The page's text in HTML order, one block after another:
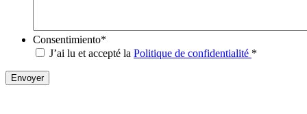
Consentimiento*
J’ai lu et accepté la Politique de confidentialité *